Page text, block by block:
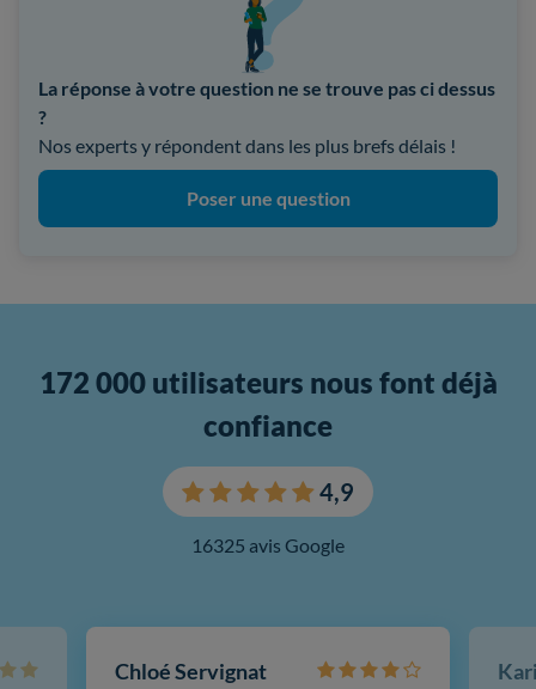
La réponse à votre question ne se trouve pas ci dessus
?
Nos experts y répondent dans les plus brefs délais !
Poser une question
172 000 utilisateurs nous font déjà
confiance
4,9
16325 avis Google
Chloé Servignat